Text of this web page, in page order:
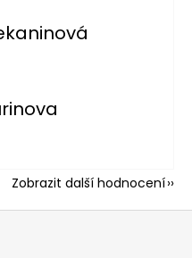
je 5 z 5 hvězdiček.
je 5 z 5 hvězdiček.
Zobrazit další hodnocení